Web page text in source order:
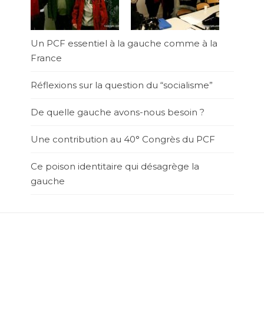
Un PCF essentiel à la gauche comme à la
France
Réflexions sur la question du “socialisme”
De quelle gauche avons-nous besoin ?
Une contribution au 40° Congrès du PCF
Ce poison identitaire qui désagrège la
gauche